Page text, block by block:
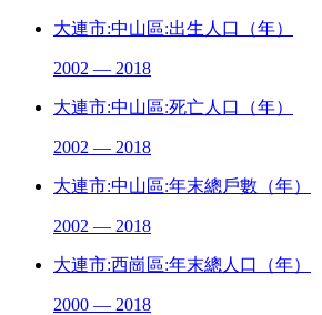
大連市:中山區:出生人口（年）
2002 — 2018
大連市:中山區:死亡人口（年）
2002 — 2018
大連市:中山區:年末總戶數（年）
2002 — 2018
大連市:西崗區:年末總人口（年）
2000 — 2018